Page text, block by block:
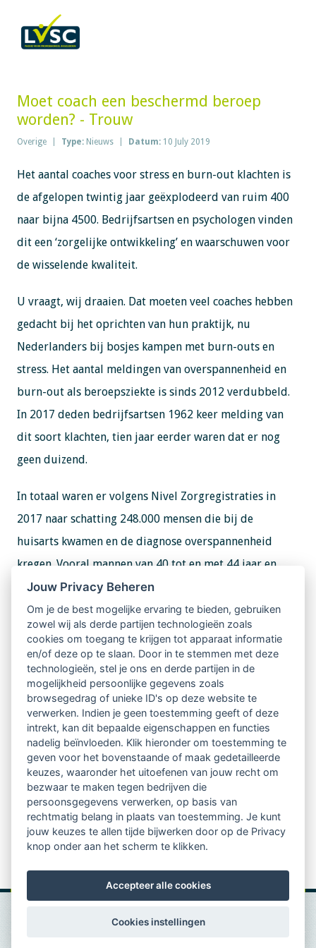
Moet coach een beschermd beroep
worden? - Trouw
Overige Type: Nieuws Datum: 10 July 2019
Het aantal coaches voor stress en burn-out klachten is
de afgelopen twintig jaar geëxplodeerd van ruim 400
naar bijna 4500. Bedrijfsartsen en psychologen vinden
dit een ‘zorgelijke ontwikkeling’ en waarschuwen voor
de wisselende kwaliteit.
U vraagt, wij draaien. Dat moeten veel coaches hebben
gedacht bij het oprichten van hun praktijk, nu
Nederlanders bij bosjes kampen met burn-outs en
stress. Het aantal meldingen van overspannenheid en
burn-out als beroepsziekte is sinds 2012 verdubbeld.
In 2017 deden bedrijfsartsen 1962 keer melding van
dit soort klachten, tien jaar eerder waren dat er nog
geen duizend.
In totaal waren er volgens Nivel Zorgregistraties in
2017 naar schatting 248.000 mensen die bij de
huisarts kwamen en de diagnose overspannenheid
kregen. Vooral mannen van 40 tot en met 44 jaar en
vrouwen van 35 tot en met 39 jaar hebben last van de
klachten. Met name in de horeca, het onderwijs en de
zorg vallen mensen uit.
Het aantal coaches dat zich op deze markt stort, groeit
ondertussen nog veel sneller. Dat blijkt uit cijfers die
de Kamer van Koophandel (KvK) heeft uitgezocht op
verzoek van het Nationaal Stressdebat, dat vanavond
is te zien bij omroep Max. Het aantal geregistreerde
coaches voor stress en burn-out vertienvoudigde de
afgelopen jaren van ruim 400 in 1999 naar een kleine
4500.
Jouw Privacy Beheren
Om je de best mogelijke ervaring te bieden, gebruiken
zowel wij als derde partijen technologieën zoals
cookies om toegang te krijgen tot apparaat informatie
en/of deze op te slaan. Door in te stemmen met deze
technologieën, stel je ons en derde partijen in de
mogelijkheid persoonlijke gegevens zoals
browsegedrag of unieke ID's op deze website te
verwerken. Indien je geen toestemming geeft of deze
intrekt, kan dit bepaalde eigenschappen en functies
nadelig beïnvloeden. Klik hieronder om toestemming te
geven voor het bovenstaande of maak gedetailleerde
keuzes, waaronder het uitoefenen van jouw recht om
bezwaar te maken tegen bedrijven die
persoonsgegevens verwerken, op basis van
rechtmatig belang in plaats van toestemming. Je kunt
jouw keuzes te allen tijde bijwerken door op de Privacy
knop onder aan het scherm te klikken.
Accepteer alle cookies
Cookies instellingen